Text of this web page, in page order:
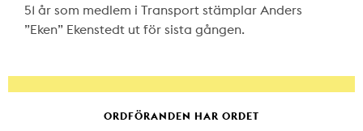
51 år som medlem i Transport stämplar Anders
”Eken” Ekenstedt ut för sista gången.
ORDFÖRANDEN HAR ORDET